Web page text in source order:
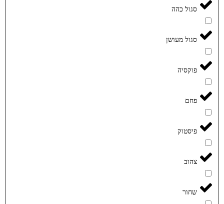
סגול כהה
סגול מעושן
פוקסיה
פחם
פיסטוק
צהוב
שחור